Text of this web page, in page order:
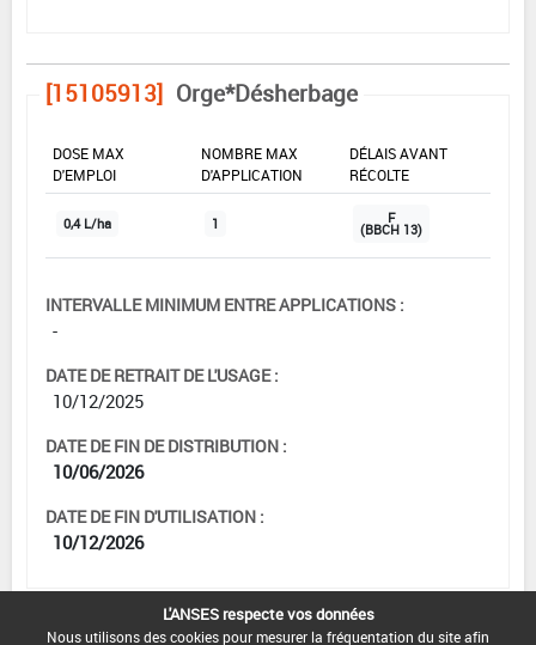
[15105913] Orge*Désherbage
DOSE MAX
D'EMPLOI
NOMBRE MAX
D'APPLICATION
DÉLAIS AVANT
RÉCOLTE
0,4 L/ha 1 F
(BBCH 13)
INTERVALLE MINIMUM ENTRE APPLICATIONS :
-
DATE DE RETRAIT DE L'USAGE :
10/12/2025
DATE DE FIN DE DISTRIBUTION :
10/06/2026
DATE DE FIN D'UTILISATION :
10/12/2026
L'ANSES respecte vos données
Nous utilisons des cookies pour mesurer la fréquentation du site afin